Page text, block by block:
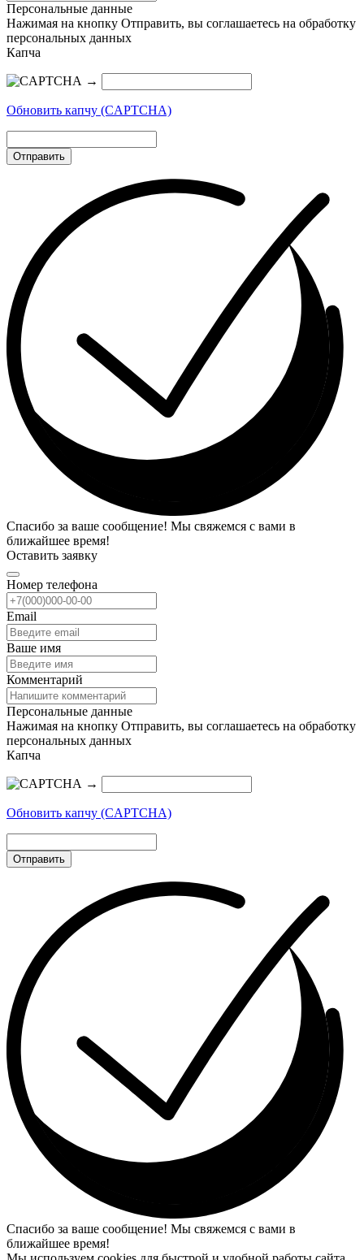
Персональные данные
Нажимая на кнопку Отправить, вы соглашаетесь на обработку
персональных данных
Капча
→
Обновить капчу (CAPTCHA)
Отправить
Спасибо за ваше сообщение! Мы свяжемся с вами в
ближайшее время!
Оставить заявку
Номер телефона
Email
Ваше имя
Комментарий
Персональные данные
Нажимая на кнопку Отправить, вы соглашаетесь на обработку
персональных данных
Капча
→
Обновить капчу (CAPTCHA)
Отправить
Спасибо за ваше сообщение! Мы свяжемся с вами в
ближайшее время!